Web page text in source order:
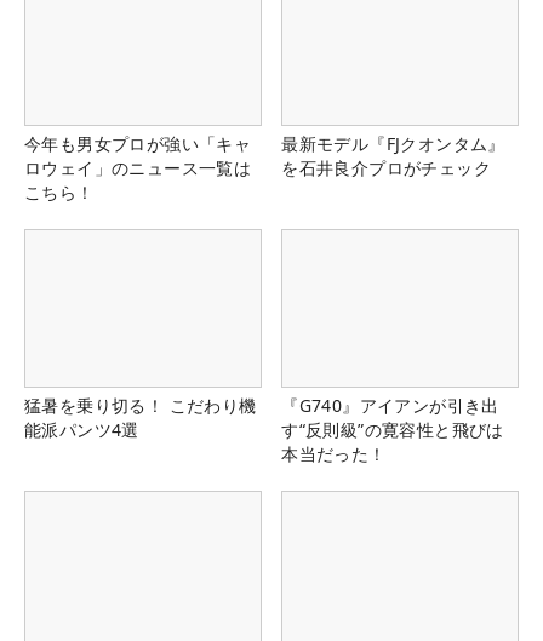
今年も男女プロが強い「キャ
ロウェイ」のニュース一覧は
こちら！
最新モデル『FJクオンタム』
を石井良介プロがチェック
猛暑を乗り切る！ こだわり機
能派パンツ4選
『G740』アイアンが引き出
す“反則級”の寛容性と飛びは
本当だった！